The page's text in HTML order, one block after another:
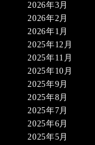
2026年3月
2026年2月
2026年1月
2025年12月
2025年11月
2025年10月
2025年9月
2025年8月
2025年7月
2025年6月
2025年5月